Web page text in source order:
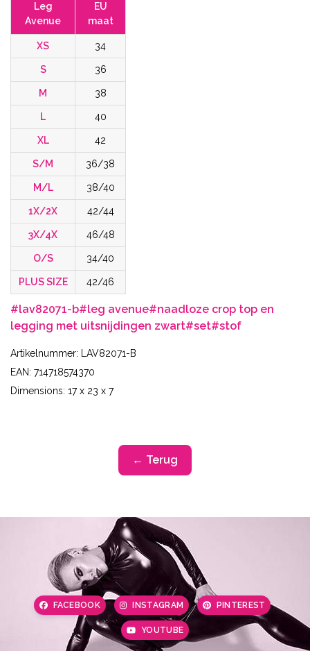
Leg
Avenue
EU
maat
XS 34
S 36
M 38
L 40
XL 42
S/M 36/38
M/L 38/40
1X/2X 42/44
3X/4X 46/48
O/S 34/40
PLUS SIZE 42/46
#lav82071-b#leg avenue#naadloze crop top en
legging met uitsnijdingen zwart#set#stof
Artikelnummer: LAV82071-B
EAN: 714718574370
Dimensions: 17 x 23 x 7
← Terug
FACEBOOK INSTAGRAM PINTEREST
YOUTUBE